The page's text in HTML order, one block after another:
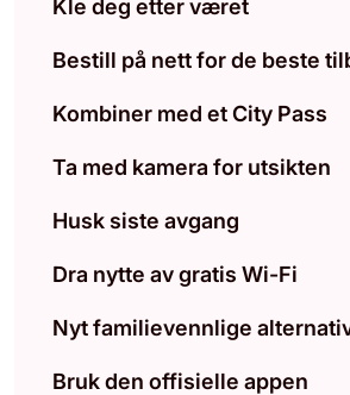
Kle deg etter været
Bestill på nett for de beste
Kombiner med et City Pass
Ta med kamera for utsikten
Husk siste avgang
Dra nytte av gratis Wi-Fi
Nyt familievennlige
Bruk den offisielle appen